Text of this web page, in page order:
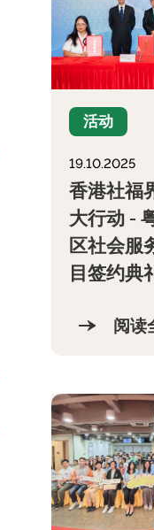
活动
19.10.2025
香港社福
大行动 -
区社会服
目签约典
阅读